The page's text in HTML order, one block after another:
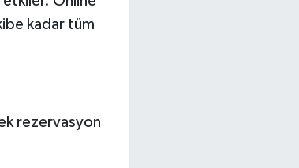
kadar tüm
rezervasyon